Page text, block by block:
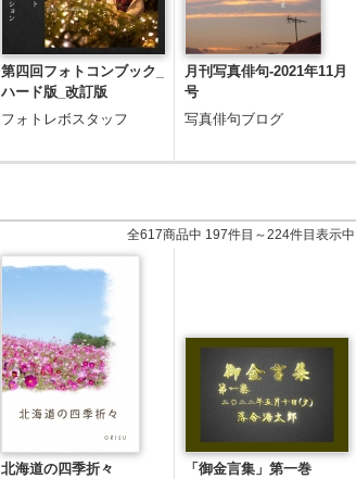
第四回フォトコンブック_
ハード版_改訂版
フォトレボスタッフ
月刊写真俳句-2021年11月
号
写真俳句ブログ
全617商品中 197件目～224件目表示中
北海道の四季折々 「御金言集」第一巻